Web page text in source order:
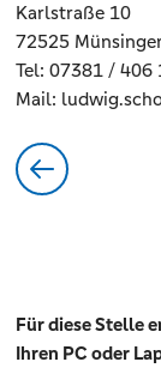
Karlstraße 10
72525
Tel: 07381 / 406
Mail:
Für diese Stelle
Ihren PC oder